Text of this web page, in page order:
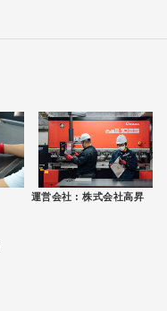
運営会社 : 株式会社高昇